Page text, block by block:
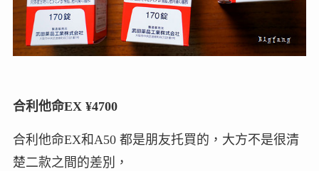
合利他命EX ¥4700
合利他命EX和A50 都是朋友托買的，大方不是很清
楚二款之間的差別，